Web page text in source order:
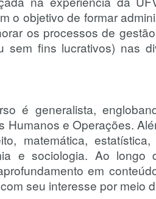
o objetivo de formar
os processos de
sem fins lucrativos) nas
é generalista,
Humanos e Operações.
matemática,
e sociologia. Ao
em
seu interesse por meio